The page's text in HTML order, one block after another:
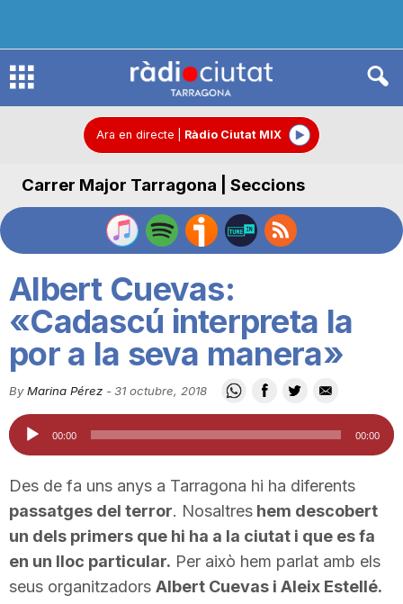
R
d
o
C
u
t
a
Ara en directe Ràdio Ciutat MIX
Carrer Major Tarragona | Seccions
Albert Cuevas:
«Cadascú interpreta la
por a la seva manera»
By Marina Pérez -31 octubre, 2018
Reproductor
d'àudio
00:00 00:00
Des de fa uns anys a Tarragona hi ha diferents
passatges del terror. Nosaltres hem descobert
un dels primers que hi ha a la ciutat i que es fa
en un lloc particular. Per això hem parlat amb els
seus organitzadors Albert Cuevas i Aleix Estellé.